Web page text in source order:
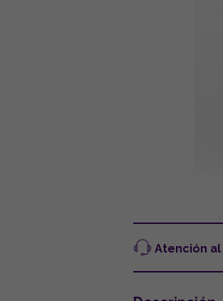
Atención